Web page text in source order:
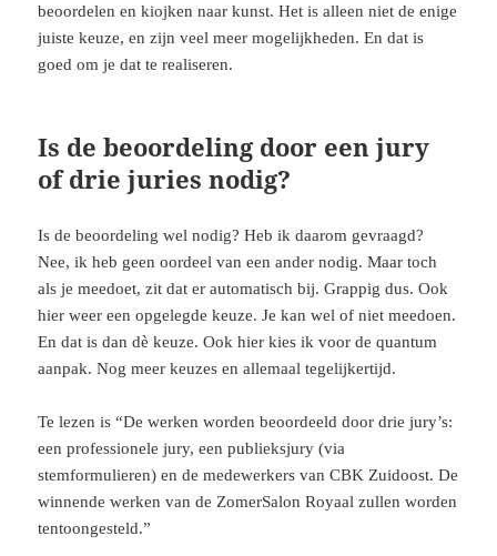
beoordelen en kiojken naar kunst. Het is alleen niet de enige
juiste keuze, en zijn veel meer mogelijkheden. En dat is
goed om je dat te realiseren.
Is de beoordeling door een jury
of drie juries nodig?
Is de beoordeling wel nodig? Heb ik daarom gevraagd?
Nee, ik heb geen oordeel van een ander nodig. Maar toch
als je meedoet, zit dat er automatisch bij. Grappig dus. Ook
hier weer een opgelegde keuze. Je kan wel of niet meedoen.
En dat is dan dè keuze. Ook hier kies ik voor de quantum
aanpak. Nog meer keuzes en allemaal tegelijkertijd.
Te lezen is “De werken worden beoordeeld door drie jury’s:
een professionele jury, een publieksjury (via
stemformulieren) en de medewerkers van CBK Zuidoost. De
winnende werken van de ZomerSalon Royaal zullen worden
tentoongesteld.”